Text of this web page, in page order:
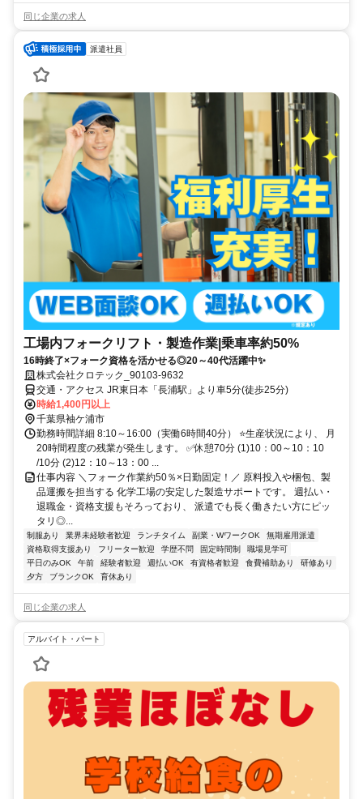
同じ企業の求人
派遣社員
工場内フォークリフト・製造作業|乗車率約50%
16時終了×フォーク資格を活かせる◎20～40代活躍中✨
株式会社クロテック_90103-9632
交通・アクセス JR東日本「長浦駅」より車5分(徒歩25分)
時給1,400円以上
千葉県袖ケ浦市
勤務時間詳細 8:10～16:00（実働6時間40分） ⭐生産状況により、 月
20時間程度の残業が発生します。 ✅休憩70分 (1)10：00～10：10
/10分 (2)12：10～13：00 ...
仕事内容 ＼フォーク作業約50％×日勤固定！／ 原料投入や梱包、製
品運搬を担当する 化学工場の安定した製造サポートです。 週払い・
退職金・資格支援もそろっており、 派遣でも長く働きたい方にピッ
タリ◎...
制服あり 業界未経験者歓迎 ランチタイム 副業・WワークOK
無期雇用派遣
資格取得支援あり
フリーター歓迎 学歴不問 固定時間制
職場見学可
平日のみOK
午前 経験者歓迎 週払いOK 有資格者歓迎 食費補助あり
研修あり
夕方
ブランクOK 育休あり
同じ企業の求人
アルバイト・パート